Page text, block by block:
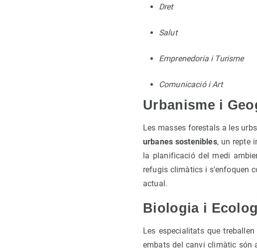
Dret
Salut
Emprenedoria i Turisme
Comunicació i Art
Urbanisme i
Les masses forestals a les
urbanes sostenibles, un repte
la planificació del medi
refugis climàtics i s'enfoquen
actual.
Biologia i
Les especialitats que
embats del canvi climàtic són